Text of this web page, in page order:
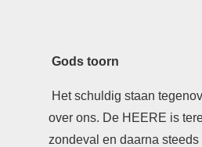
Gods toorn
Het schuldig staan
over ons. De HEERE is
zondeval en daarna